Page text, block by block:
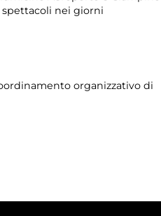
nei giorni
organizzativo di